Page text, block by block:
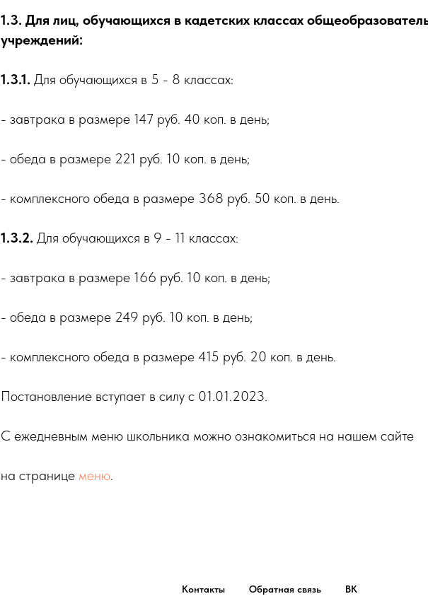
1.3. Для лиц, обучающихся в кадетских классах
учреждений:
1.3.1. Для обучающихся в 5 - 8 классах:
- завтрака в размере 147 руб. 40 коп. в день;
- обеда в размере 221 руб. 10 коп. в день;
- комплексного обеда в размере 368 руб. 50 коп. в день.
1.3.2. Для обучающихся в 9 - 11 классах:
- завтрака в размере 166 руб. 10 коп. в день;
- обеда в размере 249 руб. 10 коп. в день;
- комплексного обеда в размере 415 руб. 20 коп. в день.
Постановление вступает в силу с 01.01.2023.
С ежедневным меню школьника можно ознакомиться на нашем сайте
на странице меню.
Контакты Обратная связь ВК